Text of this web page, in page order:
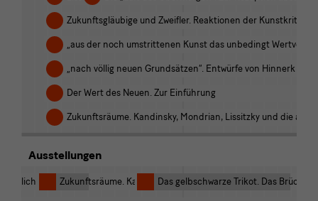
/ Focus Albertinum. Vor und nach 1933
Zukunftsräume. Kandinsky, Mondrian, Lissitzky und die
Zukunftsgläubige und Zweifler. Reaktionen der Kunstkritik
„aus der noch umstrittenen Kunst das unbedingt Wertvolle“
„nach völlig neuen Grundsätzen“. Entwürfe von Hinnerk
Der Wert des Neuen. Zur Einführung
Zukunftsräume. Kandinsky, Mondrian, Lissitzky und die
Das gelbschwarze Trikot. Das Brücke-
Ausstellungen